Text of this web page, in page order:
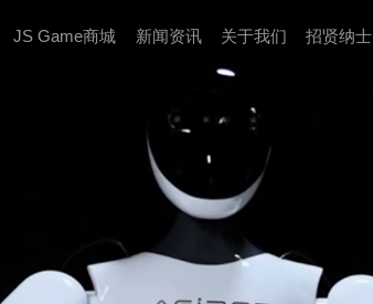
JS Game商城 新闻资讯 关于我们 招贤纳⼠